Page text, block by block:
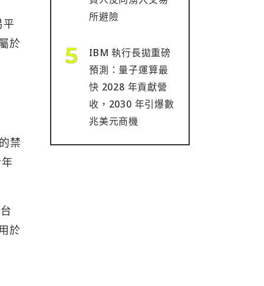
於
禁
於
所避險
IBM 執行長拋重磅
預測：量子運算最
快 2028 年貢獻營
收，2030 年引爆數
兆美元商機